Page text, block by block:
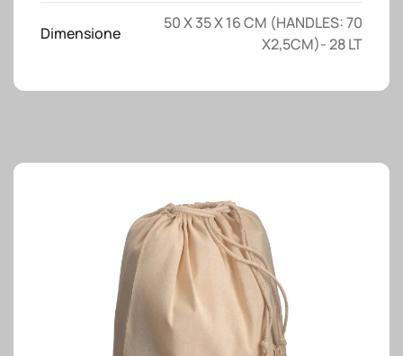
Dimensione
50 X 35 X 16 CM (HANDLES: 70
X2,5CM)- 28 LT